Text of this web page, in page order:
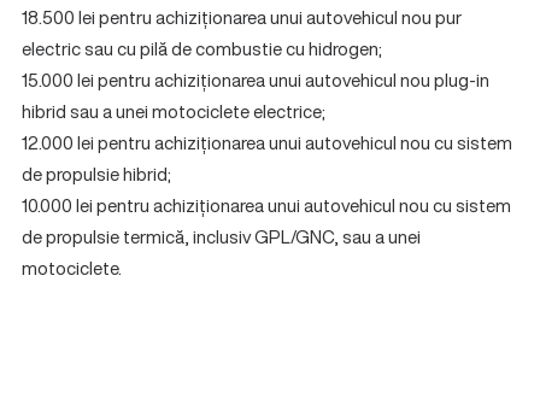
18.500 lei pentru achiziționarea unui autovehicul nou pur
electric sau cu pilă de combustie cu hidrogen;
15.000 lei pentru achiziționarea unui autovehicul nou plug-in
hibrid sau a unei motociclete electrice;
12.000 lei pentru achiziționarea unui autovehicul nou cu sistem
de propulsie hibrid;
10.000 lei pentru achiziționarea unui autovehicul nou cu sistem
de propulsie termică, inclusiv GPL/GNC, sau a unei
motociclete.